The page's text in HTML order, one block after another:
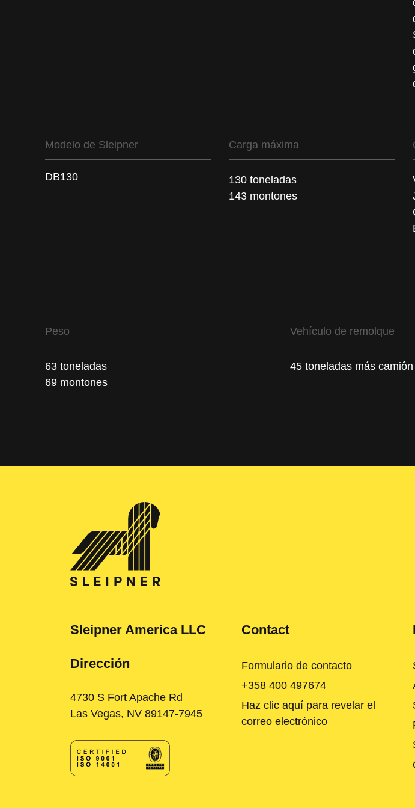
Modelo de Sleipner
DB130
Carga máxima
130 toneladas
143 montones
Peso
63 toneladas
69 montones
Vehículo de remolque
45 toneladas más
Sleipner America LLC
Dirección
4730 S Fort Apache Rd
Las Vegas, NV 89147-7945
Contact
Formulario de contacto
+358 400 497674
Haz clic aquí para revelar el
correo electrónico